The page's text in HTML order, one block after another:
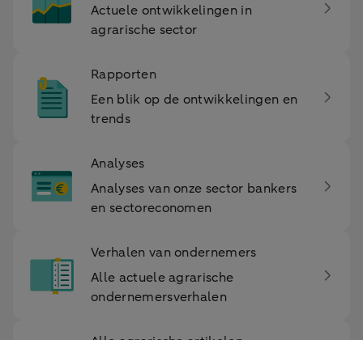
Actuele ontwikkelingen in
agrarische sector
Rapporten
Een blik op de ontwikkelingen en
trends
Analyses
Analyses van onze sector bankers
en sectoreconomen
Verhalen van ondernemers
Alle actuele agrarische
ondernemersverhalen